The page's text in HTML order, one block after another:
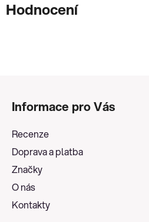
Hodnocení
Informace pro Vás
Recenze
Doprava a platba
Značky
O nás
Kontakty